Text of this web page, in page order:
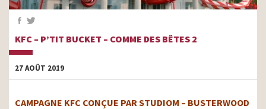
KFC – P’TIT BUCKET – COMME DES BÊTES 2
27 AOÛT 2019
CAMPAGNE KFC CONÇUE PAR STUDIOM – BUSTERWOOD